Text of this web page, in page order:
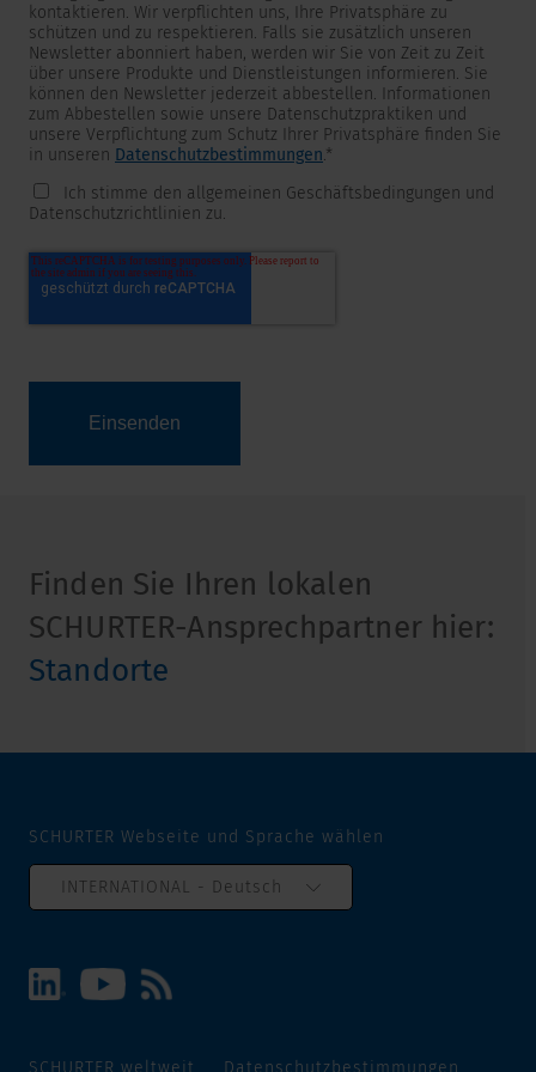
kontaktieren. Wir verpflichten uns, Ihre Privatsphäre zu
schützen und zu respektieren. Falls sie zusätzlich unseren
Newsletter abonniert haben, werden wir Sie von Zeit zu Zeit
über unsere Produkte und Dienstleistungen informieren. Sie
können den Newsletter jederzeit abbestellen. Informationen
zum Abbestellen sowie unsere Datenschutzpraktiken und
unsere Verpflichtung zum Schutz Ihrer Privatsphäre finden Sie
in unseren Datenschutzbestimmungen.*
Ich stimme den allgemeinen Geschäftsbedingungen und
Datenschutzrichtlinien zu.
Finden Sie Ihren lokalen
SCHURTER-Ansprechpartner hier:
Standorte
SCHURTER Webseite und Sprache wählen
INTERNATIONAL - Deutsch
SCHURTER weltweit Datenschutzbestimmungen